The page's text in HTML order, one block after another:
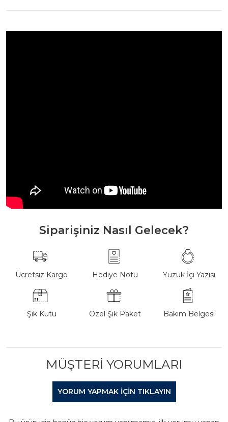
Siparişiniz Nasıl Gelecek?
Ücretsiz Kargo Hediye Notu Yüzük İçi Yazısı
Şık Kutu Özel Şık Paket Bakım Belgesi
MÜŞTERI YORUMLARI
YORUM YAPMAK IÇIN TIKLAYIN